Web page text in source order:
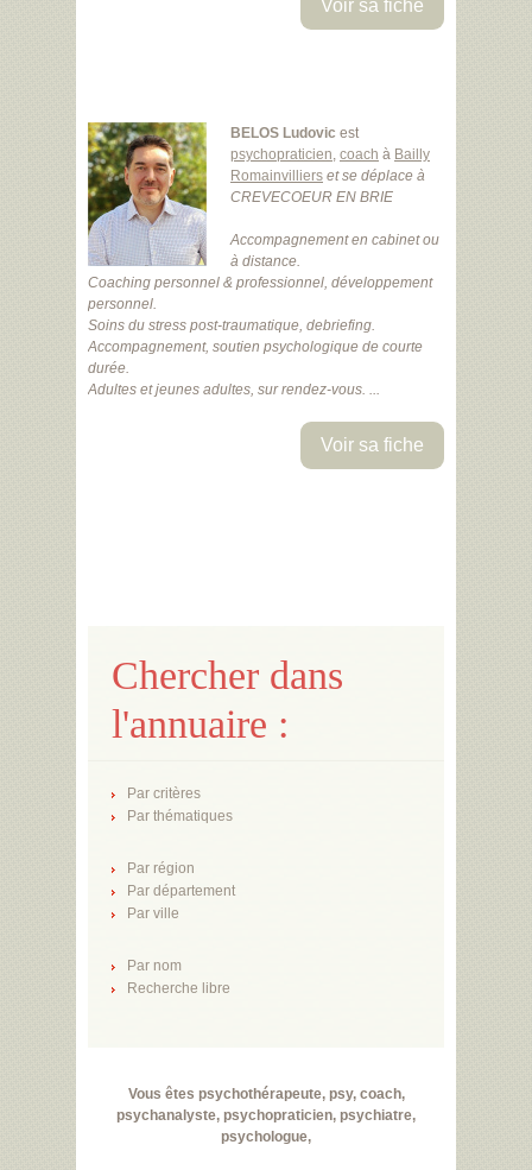
Voir sa fiche
BELOS Ludovic est
psychopraticien, coach à Bailly
Romainvilliers et se déplace à
CREVECOEUR EN BRIE
Accompagnement en cabinet ou
à distance.
Coaching personnel & professionnel, développement
personnel.
Soins du stress post-traumatique, debriefing.
Accompagnement, soutien psychologique de courte
durée.
Adultes et jeunes adultes, sur rendez-vous. ...
Voir sa fiche
Chercher dans
l'annuaire :
Par critères
Par thématiques
Par région
Par département
Par ville
Par nom
Recherche libre
Vous êtes psychothérapeute, psy, coach,
psychanalyste, psychopraticien, psychiatre,
psychologue,